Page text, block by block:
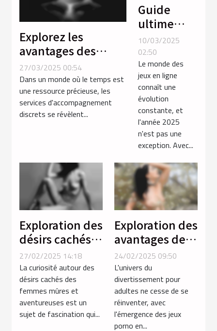
Explorez les
avantages des
services discrets
d'accompagnement
près des gares
27/03/2025 00:54
Dans un monde où le temps est
une ressource précieuse, les
services d'accompagnement
discrets se révèlent...
Guide
ultime
pour
choisir les
meilleurs
jeux de
sexe
gratuits en
2025
10/03/2025
02:50
Le monde des
jeux en ligne
connaît une
évolution
constante, et
l'année 2025
n'est pas une
exception. Avec...
Exploration des
désirs cachés
chez les
femmes mûres
et
aventureuses
27/02/2025 14:18
La curiosité autour des
désirs cachés des
femmes mûres et
aventureuses est un
sujet de fascination qui...
Exploration des
avantages des
jeux porno en
ligne par
rapport aux
vidéos
traditionnelles
24/02/2025 09:50
L'univers du
divertissement pour
adultes ne cesse de se
réinventer, avec
l'émergence des jeux
porno en...